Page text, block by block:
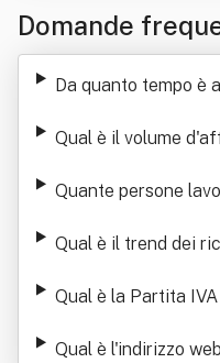
Domande
Da quanto tempo è
Qual è il volume
Quante persone
Qual è il trend dei
Qual è la Partita
Qual è l'indirizzo